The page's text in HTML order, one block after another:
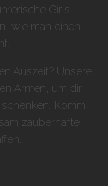
Girls
wie man einen
Auszeit? Unsere
Armen, um dir
Komm
zauberhafte